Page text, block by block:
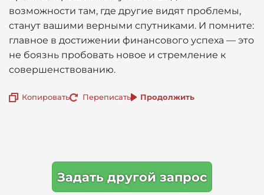
возможности там, где другие видят проблемы,
станут вашими верными спутниками. И помните:
главное в достижении финансового успеха — это
не боязнь пробовать новое и стремление к
совершенствованию.
Копировать Переписать Продолжить
Задать другой запрос